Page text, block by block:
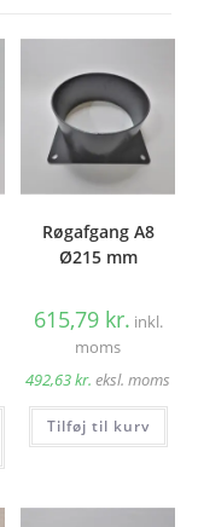
Dette
har
kan
Røgafgang A8
Ø215 mm
615,79 kr. inkl.
moms
492,63kr. eksl. moms
Tilføj til kurv